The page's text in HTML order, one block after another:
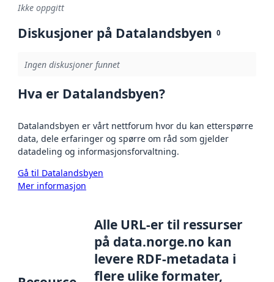
Ikke oppgitt
Diskusjoner på Datalandsbyen 0
Ingen diskusjoner funnet
Hva er Datalandsbyen?
Datalandsbyen er vårt nettforum hvor du kan etterspørre
data, dele erfaringer og spørre om råd som gjelder
datadeling og informasjonsforvaltning.
Gå til Datalandsbyen
Mer informasjon
Alle URL-er til ressurser
på data.norge.no kan
levere RDF-metadata i
flere ulike formater,